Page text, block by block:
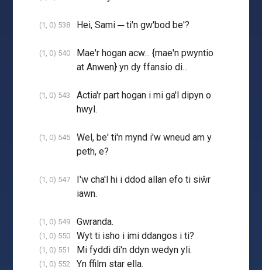
(1, 0) 538 Hei, Sami ─ ti'n gw'bod be'?
(1, 0) 540
Mae'r hogan acw... {mae'n pwyntio
at Anwen} yn dy ffansio di...
(1, 0) 543
Actia'r part hogan i mi ga'l dipyn o
hwyl.
(1, 0) 545
Wel, be' ti'n mynd i'w wneud am y
peth, e?
(1, 0) 547
I'w cha'l hi i ddod allan efo ti siŵr
iawn.
(1, 0) 549 Gwranda.
(1, 0) 550 Wyt ti isho i imi ddangos i ti?
(1, 0) 551 Mi fyddi di'n ddyn wedyn yli.
(1, 0) 552 Yn ffilm star ella.